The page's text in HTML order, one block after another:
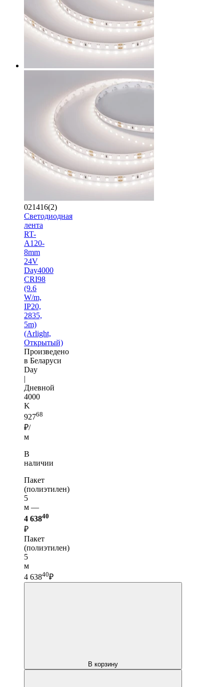
021416(2)
Светодиодная
лента
RT-
A120-
8mm
24V
Day4000
CRI98
(9.6
W/m,
IP20,
2835,
5m)
(Arlight,
Открытый)
Произведено
в Беларуси
Day
|
Дневной
4000
K
92768
₽/
м
В
наличии
Пакет
(полиэтилен)
5
м —
4 63840
₽
Пакет
(полиэтилен)
5
м
4 63840₽
В корзину